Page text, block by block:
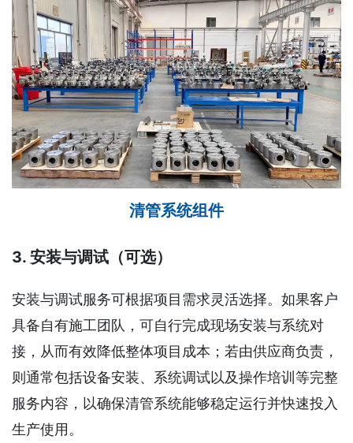
清管系统组件
3. 安装与调试（可选）
安装与调试服务可根据项目需求灵活选择。如果客户
具备自有施工团队，可自行完成现场安装与系统对
接，从而有效降低整体项目成本；若由供应商负责，
则通常包括设备安装、系统调试以及操作培训等完整
服务内容，以确保清管系统能够稳定运行并快速投入
生产使用。